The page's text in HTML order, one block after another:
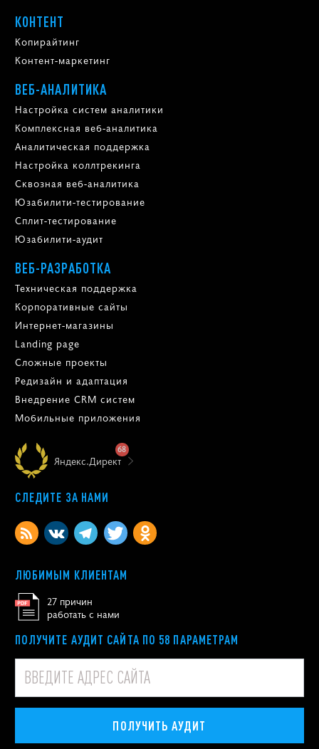
КОНТЕНТ
Копирайтинг
Контент-маркетинг
ВЕБ-АНАЛИТИКА
Настройка систем аналитики
Комплексная веб-аналитика
Аналитическая поддержка
Настройка коллтрекинга
Сквозная веб-аналитика
Юзабилити-тестирование
Сплит-тестирование
Юзабилити-аудит
ВЕБ-РАЗРАБОТКА
Техническая поддержка
Корпоративные сайты
Интернет-магазины
Landing page
Сложные проекты
Редизайн и адаптация
Внедрение CRM систем
Мобильные приложения
Яндекс.Директ
68
СЛЕДИТЕ ЗА НАМИ
ЛЮБИМЫМ КЛИЕНТАМ
27 причин
работать с нами
ПОЛУЧИТЕ АУДИТ САЙТА ПО 58 ПАРАМЕТРАМ
ПОЛУЧИТЬ АУДИТ